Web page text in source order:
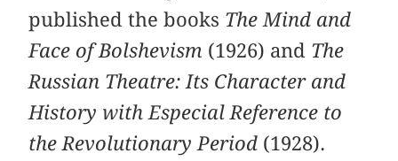
published the books The Mind and
Face of Bolshevism (1926) and The
Russian Theatre: Its Character and
History with Especial Reference to
the Revolutionary Period (1928).